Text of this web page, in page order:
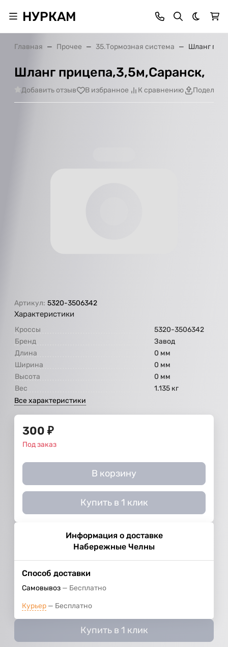
НУРКАМ Темная
Главная Прочее 35.Тормозная система Шланг
Шланг прицепа,3,5м,Саранск,
Добавить отзыв В избранное К сравнению
Артикул: 5320-3506342
Характеристики
Кроссы
5320-3506342
Бренд
Завод
Длина
0 мм
Ширина
0 мм
Высота
0 мм
Вес
1.135 кг
Все характеристики
300 ₽
Под заказ
В корзину
Купить в 1 клик
Информация о доставке
Набережные Челны
Способ доставки
Самовывоз Бесплатно
Курьер Бесплатно
Купить в 1 клик